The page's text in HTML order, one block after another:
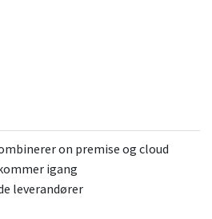
on premise og cloud
igang
leverandører